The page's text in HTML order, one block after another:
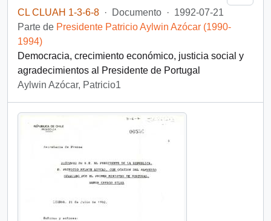
CL CLUAH 1-3-6-8 · Documento · 1992-07-21
Parte de Presidente Patricio Aylwin Azócar (1990-
1994)
Democracia, crecimiento económico, justicia social y
agradecimientos al Presidente de Portugal
Aylwin Azócar, Patricio1